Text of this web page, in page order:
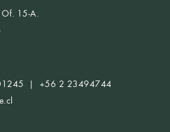
15-A.
| +56 2 23494744